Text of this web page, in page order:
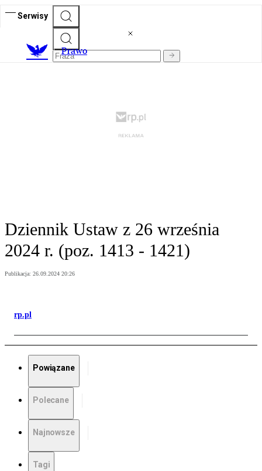
Serwisy
Prawo
Dziennik Ustaw z 26 września
2024 r. (poz. 1413 - 1421)
Publikacja: 26.09.2024 20:26
rp.pl
Powiązane
Polecane
Najnowsze
Tagi